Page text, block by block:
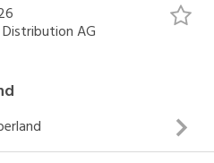
Arbeiten
AG